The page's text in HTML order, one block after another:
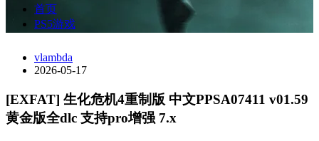
首页
PS5游戏
vlambda
2026-05-17
[EXFAT] 生化危机4重制版 中文PPSA07411 v01.59
黄金版全dlc 支持pro增强 7.x